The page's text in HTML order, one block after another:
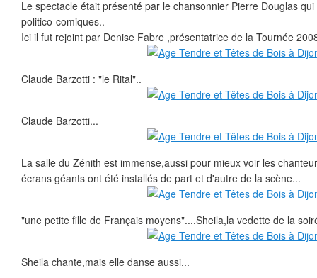
Le spectacle était présenté par le chansonnier Pierre Douglas
politico-comiques..
Ici il fut rejoint par Denise Fabre ,présentatrice de la Tournée
Claude Barzotti : "le Rital"..
Claude Barzotti...
La salle du Zénith est immense,aussi pour mieux voir les
écrans géants ont été installés de part et d'autre de la scène...
"une petite fille de Français moyens"....Sheila,la vedette de la
Sheila chante,mais elle danse aussi...